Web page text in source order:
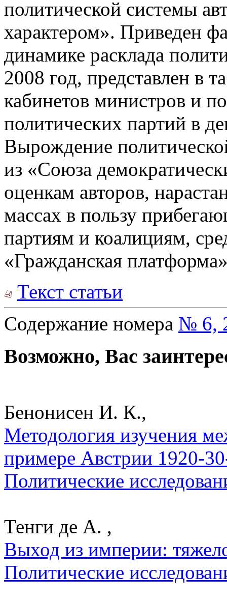
политической системы
характером». Приведен
динамике расклада
2008 год, представлен в
кабинетов министров и
политических партий в
Вырождение
из «Союза
оценкам авторов,
массах в пользу
партиям и коалициям,
«Гражданская
Текст статьи
Содержание номера № 6,
Возможно, Вас
Бенонисен И. К.,
Методология изучения
примере Австрии 1920-
Политические
Тенги де А. ,
Выход из империи:
Политические